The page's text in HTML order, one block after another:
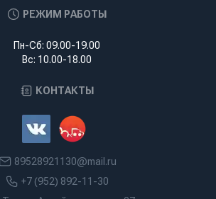
РЕЖИМ РАБОТЫ
Пн-Сб: 09.00-19.00
Вс: 10.00-18.00
КОНТАКТЫ
89528921130@mail.ru
+7 (952) 892-11-30